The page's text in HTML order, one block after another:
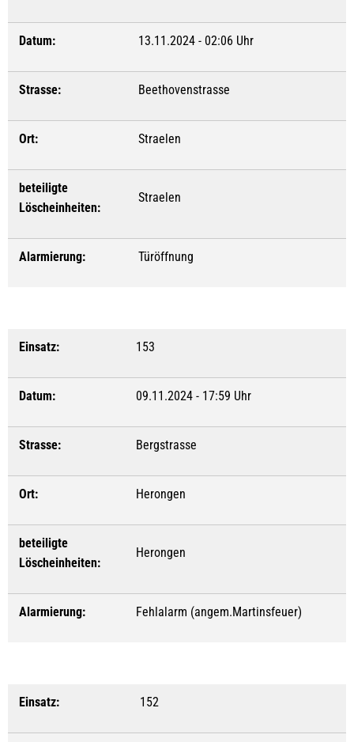
Datum: 13.11.2024 - 02:06 Uhr
Strasse: Beethovenstrasse
Ort: Straelen
beteiligte
Löscheinheiten:
Straelen
Alarmierung: Türöffnung
Einsatz: 153
Datum: 09.11.2024 - 17:59 Uhr
Strasse: Bergstrasse
Ort: Herongen
beteiligte
Löscheinheiten:
Herongen
Alarmierung: Fehlalarm (angem.Martinsfeuer)
Einsatz: 152